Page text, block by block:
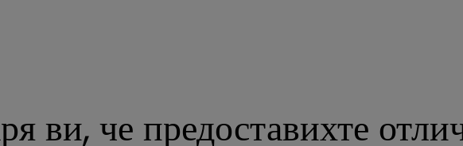
ви, че предоставихте